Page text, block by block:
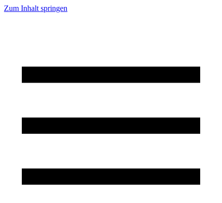
Zum Inhalt springen